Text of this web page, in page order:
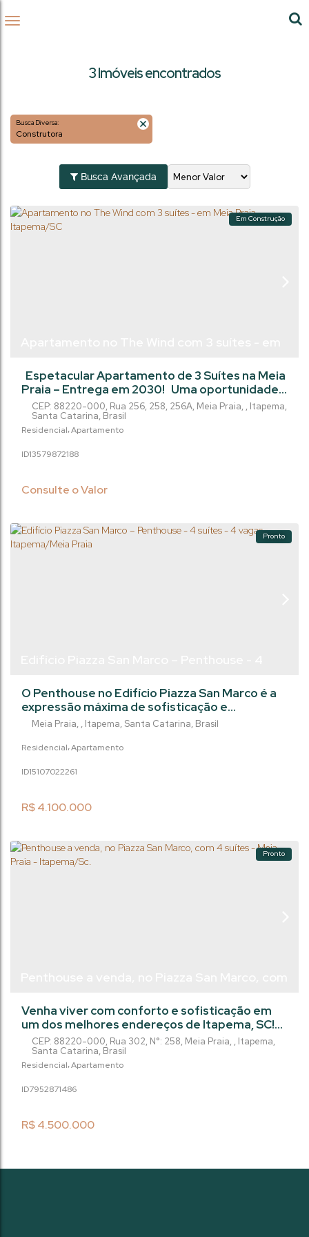
3 Imóveis encontrados
Busca Diversa:
Construtora
Busca Avançada
Em Construção
Residencial Apartamento
Consulte o Valor
2188
1357987
CEP: 88220-000, Rua 256, 258, 256A, Meia Praia , Itapema,
Santa Catarina, Brasil
Espetacular Apartamento de 3 Suítes na Meia
Praia – Entrega em 2030! Uma oportunidade
imperdível para quem deseja planejar o futuro
no litoral catarinense com fluxo facilitado de
pagamento. Um empreendimento moderno,
excelente valorização no coração de Itapema.
Estrutura equipada e decorada para...
Pronto
Residencial Apartamento
R$4.100.000
2261
1510702
Meia Praia , Itapema, Santa Catarina, Brasil
O Penthouse no Edifício Piazza San Marco é a
expressão máxima de sofisticação e
exclusividade em Meia Praia, a apenas 400
distribuídos, este imóvel reúne amplitude,
pensado para quem busca viver com requinte.
banheiros, um living espaçoso que integra...
Pronto
Residencial Apartamento
R$4.500.000
1486
795287
CEP: 88220-000, Rua 302, N°: 258, Meia Praia , Itapema,
Santa Catarina, Brasil
Venha viver com conforto e sofisticação em
um dos melhores endereços de Itapema, SC!
Este incrível apartamento de 4 quartos, sendo
4 suítes, está localizado na Rua 302, n 258,
Meia Praia. Com uma área privada de 265m²,
brinquedoteca, lounge, piscina, piscina infantil,
garantindo diversão e relaxamento...